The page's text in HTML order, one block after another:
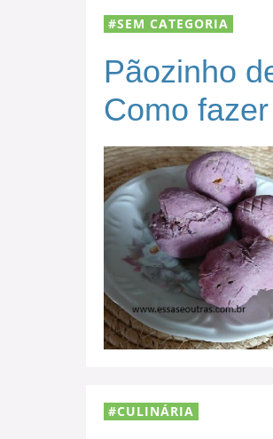
SEM CATEGORIA
Pãozinho
Como
CULINÁRIA